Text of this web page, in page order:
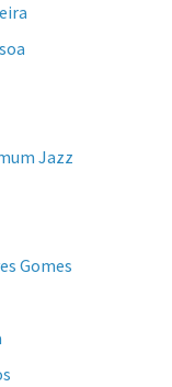
Jazz
Gomes